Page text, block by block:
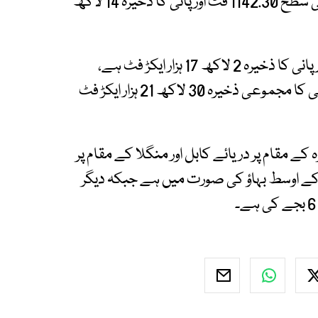
چشمہ ریزروائر میں آج پانی کی سطح 647.10 فٹ اور پانی کا ذخیرہ 2 لاکھ 17 ہزار ایکڑ فٹ ہے،
تربیلا، منگلا اور چشمہ ریزوائر میں قابل استعمال پانی کا مجموعی ذخیرہ 30 لاکھ 21 ہزار ایکڑ فٹ
مقام پر دریائے کابل اور منگلا کے مقام پر
پانی کی آمد اور اخراج 24 گھنٹے کے اوسط بہاؤ کی صورت میں ہے جبکہ دیگر